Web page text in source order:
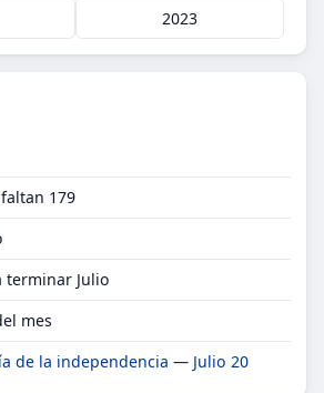
2023
179
terminar Julio
mes
de la independencia — Julio 20